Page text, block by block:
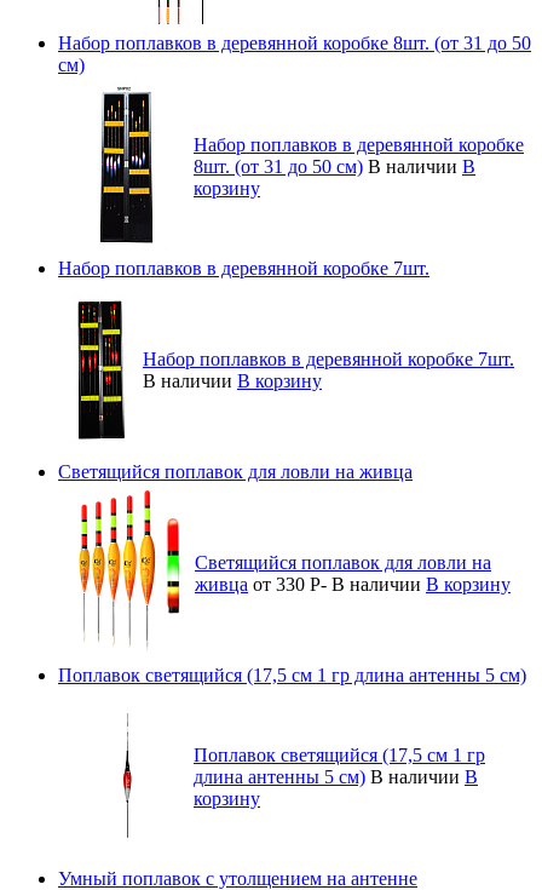
Набор поплавков в деревянной коробке 8шт. (от 31 до 50
см)
Набор поплавков в деревянной коробке
8шт. (от 31 до 50 см) В наличии В
корзину
Набор поплавков в деревянной коробке 7шт.
Набор поплавков в деревянной коробке 7шт.
В наличии В корзину
Светящийся поплавок для ловли на живца
Светящийся поплавок для ловли на
живца от 330 Р- В наличии В корзину
Поплавок светящийся (17,5 см 1 гр длина антенны 5 см)
Поплавок светящийся (17,5 см 1 гр
длина антенны 5 см) В наличии В
корзину
Умный поплавок с утолщением на антенне